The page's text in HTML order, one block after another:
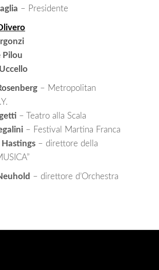
– Presidente
Pilou
– Metropolitan
– Teatro alla Scala
– Festival Martina Franca
– direttore della
– direttore d’Orchestra